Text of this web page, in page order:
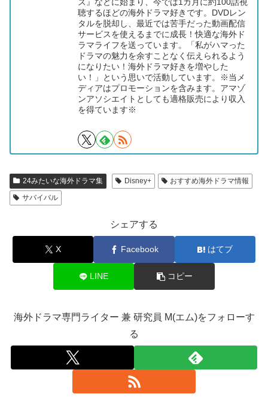
ズ』などに始まり、今では1カ月に約100話視
聴するほどの海外ドラマ好きです。DVDレン
タルを脱却し、最近では苦手だった動画配信
サービスを使えるまでに成長！快適な海外ド
ラマライフを送っています。「私がハマった
ドラマの魅力を余すことなく伝えられるよう
になりたい！海外ドラマ好きを増やした
い！」という思いで活動しています。※当メ
ディアはプロモーションを含みます。アマゾ
ンアソシエイトとしても適格販売により収入
を得ています※
24みたいな海外ドラマ集 Disney+
おすすめ海外ドラマ情報
サバイバル
シェアする
X Facebook はてブ
LINE コピー
海外ドラマ専門ライター 兼 研究員 M(エム)をフォローす
る